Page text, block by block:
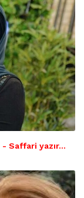
- Saffari yazır…